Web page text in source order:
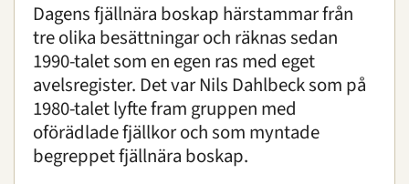
Sök
Dagens fjällnära boskap härstammar från
tre olika besättningar och räknas sedan
1990-talet som en egen ras med eget
avelsregister. Det var Nils Dahlbeck som på
1980-talet lyfte fram gruppen med
oförädlade fjällkor och som myntade
begreppet fjällnära boskap.